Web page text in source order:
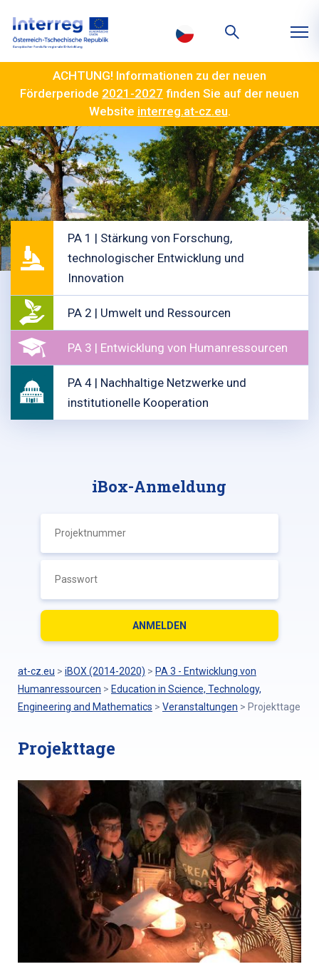
ACHTUNG! Informationen zu der neuen
Förderperiode 2021-2027 finden Sie auf der neuen
Website interreg.at-cz.eu.
PA 1 | Stärkung von Forschung,
technologischer Entwicklung und
Innovation
PA 2 | Umwelt und Ressourcen
PA 3 | Entwicklung von Humanressourcen
PA 4 | Nachhaltige Netzwerke und
institutionelle Kooperation
iBox-Anmeldung
at-cz.eu > iBOX (2014-2020) > PA 3 - Entwicklung von
Humanressourcen > Education in Science, Technology,
Engineering and Mathematics > Veranstaltungen > Projekttage
Projekttage